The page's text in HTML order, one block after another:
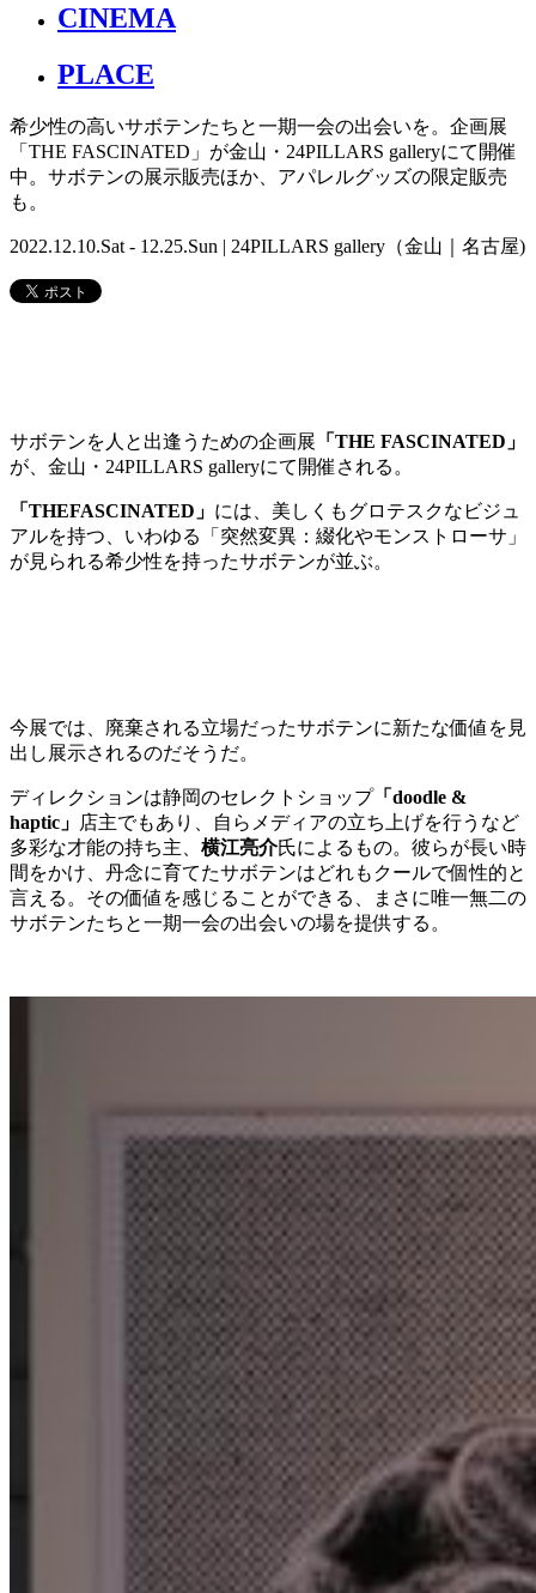
CINEMA
PLACE
希少性の高いサボテンたちと一期一会の出会いを。企画展
「THE FASCINATED」が金山・24PILLARS galleryにて開催
中。サボテンの展示販売ほか、アパレルグッズの限定販売
も。
2022.12.10.Sat - 12.25.Sun | 24PILLARS gallery（金山｜名古屋)
サボテンを人と出逢うための企画展 「THE FASCINATED」
が、金山・24PILLARS galleryにて開催される。
「THEFASCINATED」 には、美しくもグロテスクなビジュ
アルを持つ、いわゆる「突然変異：綴化やモンストローサ」
が見られる希少性を持ったサボテンが並ぶ。
今展では、廃棄される立場だったサボテンに新たな価値を見
出し展示されるのだそうだ。
ディレクションは静岡のセレクトショップ「doodle &
haptic」 店主でもあり、自らメディアの立ち上げを行うなど
多彩な才能の持ち主、 横江亮介氏によるもの。彼らが長い時
間をかけ、丹念に育てたサボテンはどれもクールで個性的と
言える。その価値を感じることができる、まさに唯一無二の
サボテンたちと一期一会の出会いの場を提供する。